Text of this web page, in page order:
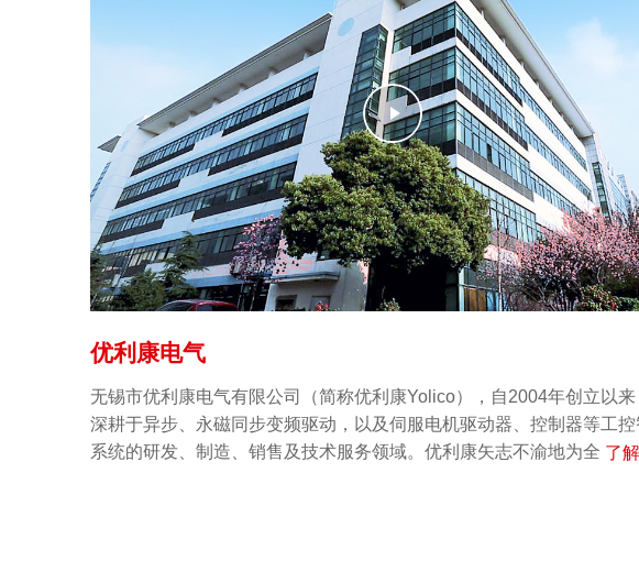
优利康电气
无锡市优利康电气有限公司（简称优利康Yolico），自2004年创立以来
深耕于异步、永磁同步变频驱动，以及伺服电机驱动器、控制器等工
系统的研发、制造、销售及技术服务领域。优利康矢志不渝地为全球
了